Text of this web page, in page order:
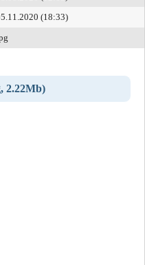
(18:33)
2.22Mb)